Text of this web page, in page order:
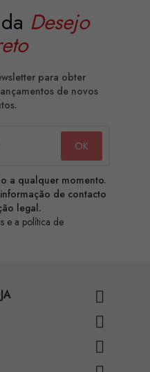
Desejo
para obter
de novos
a qualquer momento.
de contacto
legal.
e a política de


